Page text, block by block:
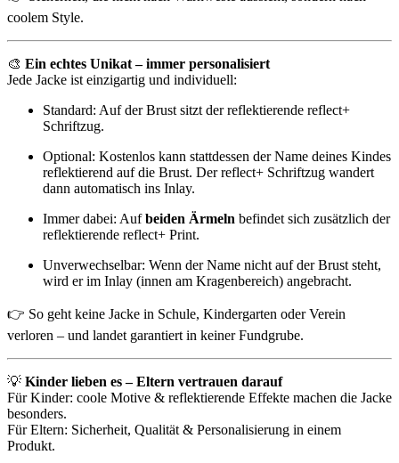
coolem Style.
🎨 Ein echtes Unikat – immer personalisiert
Jede Jacke ist einzigartig und individuell:
Standard: Auf der Brust sitzt der reflektierende reflect+
Schriftzug.
Optional: Kostenlos kann stattdessen der Name deines Kindes
reflektierend auf die Brust. Der reflect+ Schriftzug wandert
dann automatisch ins Inlay.
Immer dabei: Aufbeiden Ärmeln befindet sich zusätzlich der
reflektierende reflect+ Print.
Unverwechselbar: Wenn der Name nicht auf der Brust steht,
wird er im Inlay (innen am Kragenbereich) angebracht.
👉 So geht keine Jacke in Schule, Kindergarten oder Verein
verloren – und landet garantiert in keiner Fundgrube.
💡 Kinder lieben es – Eltern vertrauen darauf
Für Kinder: coole Motive & reflektierende Effekte machen die Jacke
besonders.
Für Eltern: Sicherheit, Qualität & Personalisierung in einem
Produkt.